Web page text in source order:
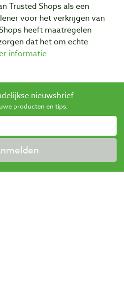
Trusted Shops als een
voor het verkrijgen van
heeft maatregelen
dat het om echte
informatie
nieuwsbrief
producten en tips.